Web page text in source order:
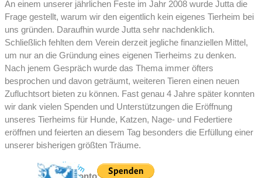
An einem unserer jährlichen Feste im Jahr 2008 wurde Jutta die
Frage gestellt, warum wir den eigentlich kein eigenes Tierheim bei
uns gründen. Daraufhin wurde Jutta sehr nachdenklich.
Schließlich fehlten dem Verein derzeit jegliche finanziellen Mittel,
um nur an die Gründung eines eigenen Tierheims zu denken.
Nach jenem Gespräch wurde das Thema immer öfters
besprochen und davon geträumt, weiteren Tieren einen neuen
Zufluchtsort bieten zu können. Fast genau 4 Jahre später konnten
wir dank vielen Spenden und Unterstützungen die Eröffnung
unseres Tierheims für Hunde, Katzen, Nage- und Federtiere
eröffnen und feierten an diesem Tag besonders die Erfüllung einer
unserer bisherigen größten Träume.
Paypal: